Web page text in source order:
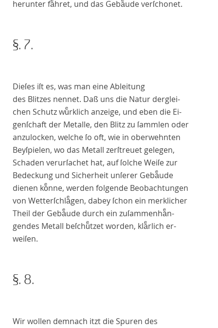
herunter faͤhret, und das Gebaͤude verſchonet.
§. 7.
Dieſes iſt es, was man eineAbleitung
des Blitzes nennet. Daß uns die Natur derglei-
chen Schutz wuͤrklich anzeige, und eben die Ei-
genſchaft der Metalle, den Blitz zu ſammlen oder
anzulocken, welche ſo oft, wie in oberwehnten
Beyſpielen, wo das Metall zerſtreuet gelegen,
Schaden verurſachet hat, auf ſolche Weiſe zur
Bedeckung und Sicherheit unſerer Gebaͤude
dienen koͤnne, werden folgende Beobachtungen
von Wetterſchlaͤgen, dabey ſchon ein merklicher
Theil der Gebaͤude durch ein zuſammenhaͤn-
gendes Metall beſchuͤtzet worden, klaͤrlich er-
weiſen.
§. 8.
Wir wollen demnach itzt die Spuren des